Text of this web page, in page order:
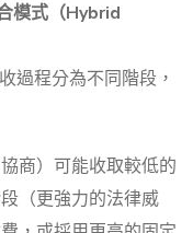
模式（Hybrid
過程分為不同階段，
商）可能收取較低的
（更強力的法律威